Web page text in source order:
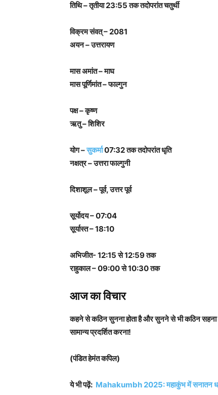
तिथि – तृतीया 23:55 तक तदोपरांत चतुर्थी
विक्रम संवत् – 2081
अयन – उत्तरायण
मास अमांत – माघ
मास पूर्णिमांत – फाल्गुन
पक्ष – कृष्ण
ऋतु – शिशिर
योग –सुकर्मा07:32 तक तदोपरांत धृति
नक्षत्र – उत्तरा फाल्गुनी
दिशाशूल – पूर्व, उत्तर पूर्व
सूर्योदय – 07:04
सूर्यास्त – 18:10
अभिजीत- 12:15 से 12:59 तक
राहुकाल – 09:00 से 10:30 तक
आज का विचार
कहने से कठिन सुनना होता है और सुनने से भी कठिन
सामान्य प्रदर्शित करना!
(पंडित हेमंत कपिल)
ये भी पढ़ें: Mahakumbh 2025: महाकुंभ में सनातन